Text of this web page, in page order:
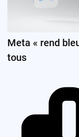
Meta « rend
tous